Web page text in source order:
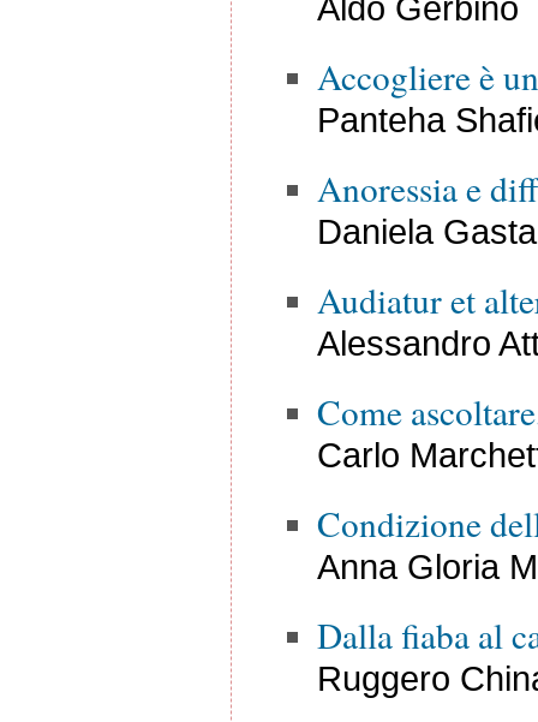
Accogliere è
Panteha
Anoressia e
Daniela
Audiatur et
Alessandro
Come
Carlo
Condizione
Anna Gloria
Dalla fiaba al
Ruggero